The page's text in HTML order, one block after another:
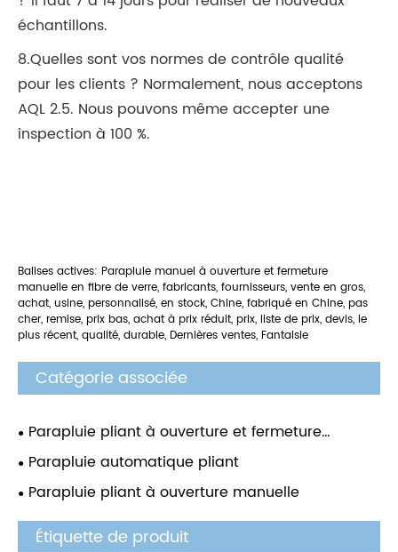
échantillons.
8.Quelles sont vos normes de contrôle qualité
pour les clients ? Normalement, nous acceptons
AQL 2.5. Nous pouvons même accepter une
inspection à 100 %.
Balises actives: Parapluie manuel à ouverture et fermeture
manuelle en fibre de verre, fabricants, fournisseurs, vente en gros,
achat, usine, personnalisé, en stock, Chine, fabriqué en Chine, pas
cher, remise, prix bas, achat à prix réduit, prix, liste de prix, devis, le
plus récent, qualité, durable, Dernières ventes, Fantaisie
Catégorie associée
Parapluie pliant à ouverture et fermeture
automatique
Parapluie automatique pliant
Parapluie pliant à ouverture manuelle
Étiquette de produit